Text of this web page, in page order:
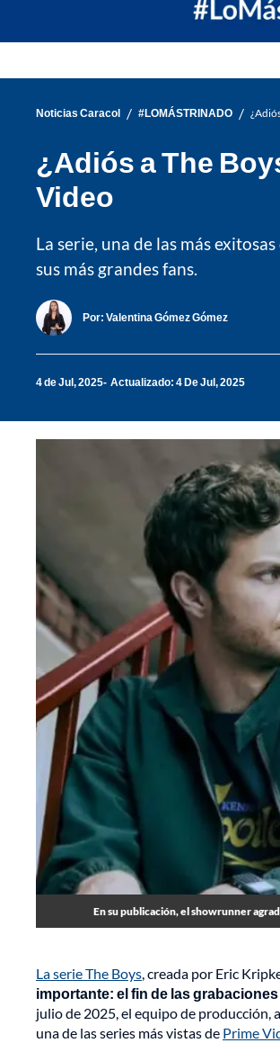
Noticias Caracol / #LOMÁSTRINADO /
¿Adiós a The
Video
La serie, una de las más
sus más grandes fans.
Por: Valentina Gómez Gómez
4 de Jul, 2025 Actualizado: 4 De Jul, 2025
En su publicación, el showrunner
La serie The Boys, creada por Eric
importante: el fin de las
julio de 2025, el equipo de producción,
una de las series más vistas de Prime